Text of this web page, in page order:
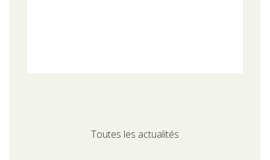
Toutes les actualités